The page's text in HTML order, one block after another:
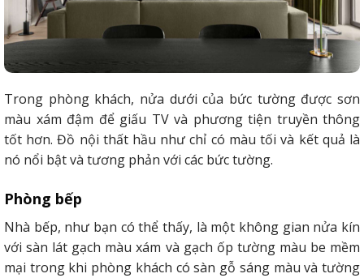
Trong phòng khách, nửa dưới của bức tường được sơn
màu xám đậm để giấu TV và phương tiện truyền thông
tốt hơn. Đồ nội thất hầu như chỉ có màu tối và kết quả là
nó nổi bật và tương phản với các bức tường.
Phòng bếp
Nhà bếp, như bạn có thể thấy, là một không gian nửa kín
với sàn lát gạch màu xám và gạch ốp tường màu be mềm
mại trong khi phòng khách có sàn gỗ sáng màu và tường